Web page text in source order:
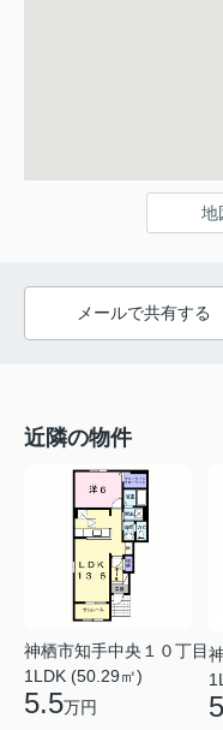
地
メールで共有する
近隣の物件
神栖市知手中央１０丁目
1LDK (50.29㎡)
5.5万円